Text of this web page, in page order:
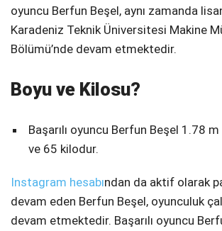
oyuncu Berfun Beşel, aynı zamanda
Karadeniz Teknik Üniversitesi Makine
Bölümü’nde devam etmektedir.
Boyu ve Kilosu?
Başarılı oyuncu Berfun Beşel 1.78
ve 65 kilodur.
Instagram hesabından da aktif olarak
devam eden Berfun Beşel, oyunculuk
devam etmektedir. Başarılı oyuncu